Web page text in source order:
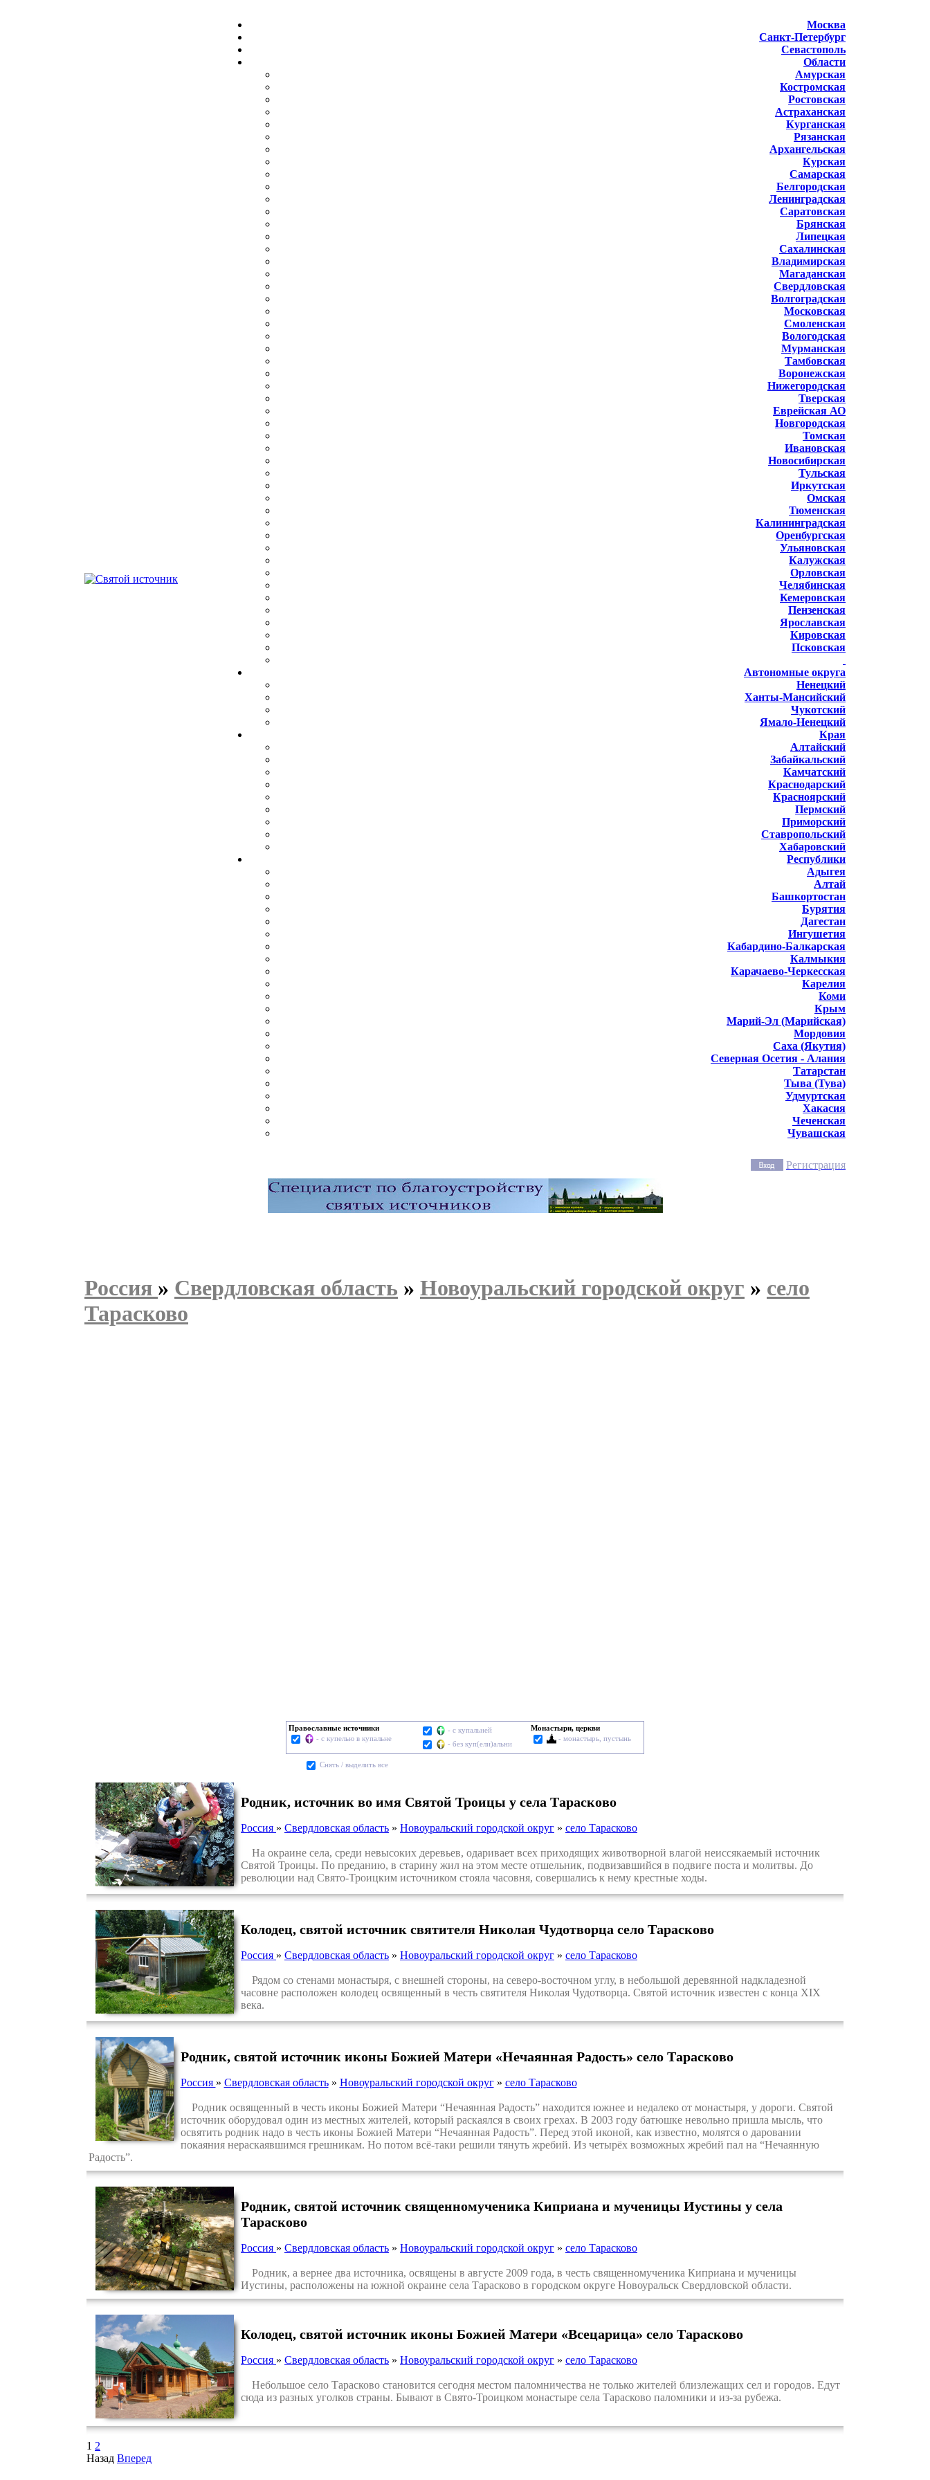
Москва
Санкт-Петербург
Севастополь
Области
Амурская
Костромская
Ростовская
Астраханская
Курганская
Рязанская
Архангельская
Курская
Самарская
Белгородская
Ленинградская
Саратовская
Брянская
Липецкая
Сахалинская
Владимирская
Магаданская
Свердловская
Волгоградская
Московская
Смоленская
Вологодская
Мурманская
Тамбовская
Воронежская
Нижегородская
Тверская
Еврейская АО
Новгородская
Томская
Ивановская
Новосибирская
Тульская
Иркутская
Омская
Тюменская
Калининградская
Оренбургская
Ульяновская
Калужская
Орловская
Челябинская
Кемеровская
Пензенская
Ярославская
Кировская
Псковская
Автономные округа
Ненецкий
Ханты-Мансийский
Чукотский
Ямало-Ненецкий
Края
Алтайский
Забайкальский
Камчатский
Краснодарский
Красноярский
Пермский
Приморский
Ставропольский
Хабаровский
Республики
Адыгея
Алтай
Башкортостан
Бурятия
Дагестан
Ингушетия
Кабардино-Балкарская
Калмыкия
Карачаево-Черкесская
Карелия
Коми
Крым
Марий-Эл (Марийская)
Мордовия
Саха (Якутия)
Северная Осетия - Алания
Татарстан
Тыва (Тува)
Удмуртская
Хакасия
Чеченская
Чувашская
Регистрация
Россия » Свердловская область » Новоуральский городской округ » село
Тарасково
Православные источники
- с купелью в купальне
- с купальней
- без куп(ели)альни
Монастыри, церкви
- монастырь, пустынь
Cнять / выделить все
Родник, источник во имя Святой Троицы у села Тарасково
Россия » Свердловская область » Новоуральский городской округ » село Тарасково
На окраине села, среди невысоких деревьев, одаривает всех приходящих животворной влагой неиссякаемый источник
Святой Троицы. По преданию, в старину жил на этом месте отшельник, подвизавшийся в подвиге поста и молитвы. До
революции над Свято-Троицким источником стояла часовня, совершались к нему крестные ходы.
Колодец, святой источник святителя Николая Чудотворца село Тарасково
Россия » Свердловская область » Новоуральский городской округ » село Тарасково
Рядом со стенами монастыря, с внешней стороны, на северо-восточном углу, в небольшой деревянной надкладезной
часовне расположен колодец освященный в честь святителя Николая Чудотворца. Святой источник известен с конца XIX
века.
Родник, святой источник иконы Божией Матери «Нечаянная Радость» село Тарасково
Россия » Свердловская область» Новоуральский городской округ» село Тарасково
Родник освященный в честь иконы Божией Матери “Нечаянная Радость” находится южнее и недалеко от монастыря, у дороги. Святой
источник оборудовал один из местных жителей, который раскаялся в своих грехах. В 2003 году батюшке невольно пришла мысль, что
освятить родник надо в честь иконы Божией Матери “Нечаянная Радость”. Перед этой иконой, как известно, молятся о даровании
покаяния нераскаявшимся грешникам. Но потом всё-таки решили тянуть жребий. Из четырёх возможных жребий пал на “Нечаянную
Радость”.
Родник, святой источник священномученика Киприана и мученицы Иустины у села
Тарасково
Россия » Свердловская область » Новоуральский городской округ » село Тарасково
Родник, а вернее два источника, освящены в августе 2009 года, в честь священномученика Киприана и мученицы
Иустины, расположены на южной окраине села Тарасково в городском округе Новоуральск Свердловской области.
Колодец, святой источник иконы Божией Матери «Всецарица» село Тарасково
Россия » Свердловская область » Новоуральский городской округ » село Тарасково
Небольшое село Тарасково становится сегодня местом паломничества не только жителей близлежащих сел и городов. Едут
сюда из разных уголков страны. Бывают в Свято-Троицком монастыре села Тарасково паломники и из-за рубежа.
1 2
Назад Вперед